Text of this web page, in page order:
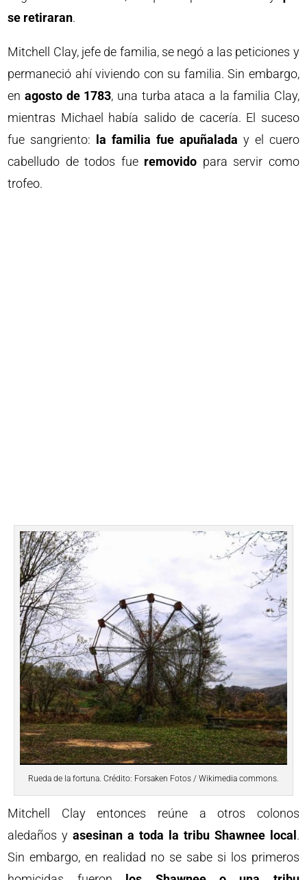
se retiraran.
Mitchell Clay, jefe de familia, se negó a las peticiones y
permaneció ahí viviendo con su familia. Sin embargo,
en agosto de 1783, una turba ataca a la familia Clay,
mientras Michael había salido de cacería. El suceso
fue sangriento:
la familia fue apuñalada y el cuero
cabelludo de todos fue removido para servir como
trofeo.
Rueda de la fortuna. Crédito: Forsaken Fotos / Wikimedia commons.
Mitchell Clay entonces reúne a otros colonos
aledaños yasesinan a toda la tribu Shawnee local.
Sin embargo, en realidad no se sabe si los primeros